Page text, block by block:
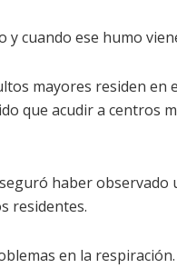
y cuando ese humo
mayores residen en
que acudir a centros
haber observado
residentes.
en la